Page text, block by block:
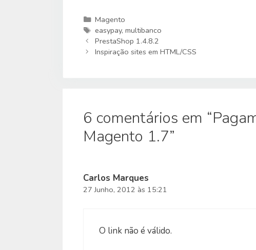
Categorias
Magento
Etiquetas
easypay, multibanco
PrestaShop 1.4.8.2
Inspiração sites em HTML/CSS
6 comentários em
Magento 1.7”
Carlos Marques
27 Junho, 2012 às 15:21
O link não é válido.